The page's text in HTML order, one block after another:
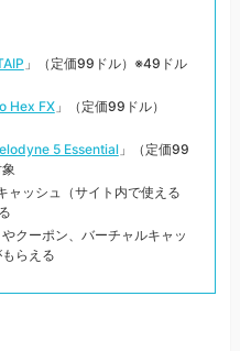
」（定価99ドル）※49ドル
Hex FX」（定価99ドル）
5 Essential」（定価99
ャッシュ（サイト内で使える
クーポン、バーチャルキャッ
らえる